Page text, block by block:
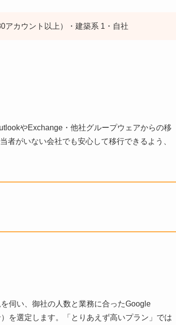
アカウント以上）・建築系 1・自社
やExchange・他社グループウェアからの移
者がいない会社でも安心して移行できるよう、
伺い、御社の人数と業務に合ったGoogle
を選定します。「とりあえず高いプラン」では